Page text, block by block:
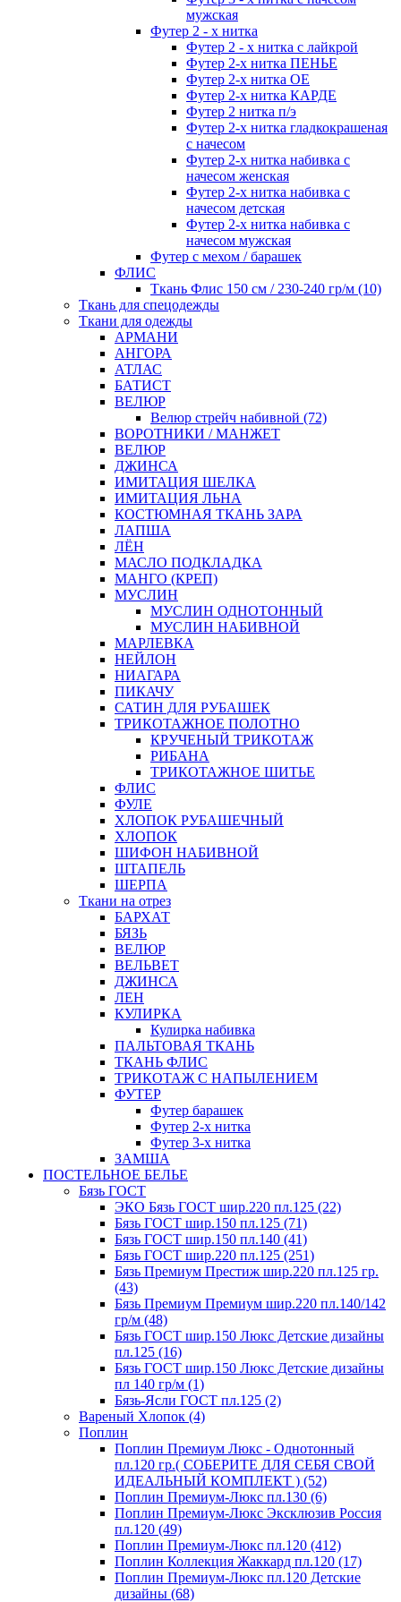
мужская
Футер 2 - х нитка
Футер 2 - х нитка с лайкрой
Футер 2-х нитка ПЕНЬЕ
Футер 2-х нитка ОЕ
Футер 2-х нитка КАРДЕ
Футер 2 нитка п/э
Футер 2-х нитка гладкокрашеная
с начесом
Футер 2-х нитка набивка с
начесом женская
Футер 2-х нитка набивка с
начесом детская
Футер 2-х нитка набивка с
начесом мужская
Футер с мехом / барашек
ФЛИС
Ткань Флис 150 см / 230-240 гр/м (10)
Ткань для спецодежды
Ткани для одежды
АРМАНИ
АНГОРА
АТЛАС
БАТИСТ
ВЕЛЮР
Велюр стрейч набивной (72)
ВОРОТНИКИ / МАНЖЕТ
ВЕЛЮР
ДЖИНСА
ИМИТАЦИЯ ШЕЛКА
ИМИТАЦИЯ ЛЬНА
КОСТЮМНАЯ ТКАНЬ ЗАРА
ЛАПША
ЛЁН
МАСЛО ПОДКЛАДКА
МАНГО (КРЕП)
МУСЛИН
МУСЛИН ОДНОТОННЫЙ
МУСЛИН НАБИВНОЙ
МАРЛЕВКА
НЕЙЛОН
НИАГАРА
ПИКАЧУ
САТИН ДЛЯ РУБАШЕК
ТРИКОТАЖНОЕ ПОЛОТНО
КРУЧЕНЫЙ ТРИКОТАЖ
РИБАНА
ТРИКОТАЖНОЕ ШИТЬЕ
ФЛИС
ФУЛЕ
ХЛОПОК РУБАШЕЧНЫЙ
ХЛОПОК
ШИФОН НАБИВНОЙ
ШТАПЕЛЬ
ШЕРПА
Ткани на отрез
БАРХАТ
БЯЗЬ
ВЕЛЮР
ВЕЛЬВЕТ
ДЖИНСА
ЛЕН
КУЛИРКА
Кулирка набивка
ПАЛЬТОВАЯ ТКАНЬ
ТКАНЬ ФЛИС
ТРИКОТАЖ С НАПЫЛЕНИЕМ
ФУТЕР
Футер барашек
Футер 2-х нитка
Футер 3-х нитка
ЗАМША
ПОСТЕЛЬНОЕ БЕЛЬЕ
Бязь ГОСТ
ЭКО Бязь ГОСТ шир.220 пл.125 (22)
Бязь ГОСТ шир.150 пл.125 (71)
Бязь ГОСТ шир.150 пл.140 (41)
Бязь ГОСТ шир.220 пл.125 (251)
Бязь Премиум Престиж шир.220 пл.125 гр.
(43)
Бязь Премиум Премиум шир.220 пл.140/142
гр/м (48)
Бязь ГОСТ шир.150 Люкс Детские дизайны
пл.125 (16)
Бязь ГОСТ шир.150 Люкс Детские дизайны
пл 140 гр/м (1)
Бязь-Ясли ГОСТ пл.125 (2)
Вареный Хлопок (4)
Поплин
Поплин Премиум Люкс - Однотонный
пл.120 гр.( СОБЕРИТЕ ДЛЯ СЕБЯ СВОЙ
ИДЕАЛЬНЫЙ КОМПЛЕКТ ) (52)
Поплин Премиум-Люкс пл.130 (6)
Поплин Премиум-Люкс Эксклюзив Россия
пл.120 (49)
Поплин Премиум-Люкс пл.120 (412)
Поплин Коллекция Жаккард пл.120 (17)
Поплин Премиум-Люкс пл.120 Детские
дизайны (68)